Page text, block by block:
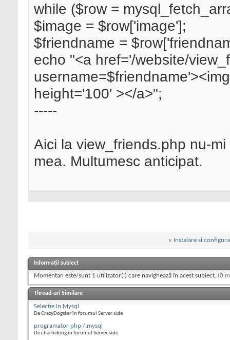
while ($row =
$image = $row['image'];
$friendname =
echo "<a href='/website/
height='100' ></a>";
-----
Aici la view_friends.php nu-
mea. Multumesc anticipat.
« Instalare si
Informații subiect
Momentan este/sunt 1 utilizator(i) care navighează în acest subiect. (0
Thread-uri Similare
Selectie In Mysql
De CrazyDogster în forumul Server side
programator php / mysql
De charlieking în forumul Server side